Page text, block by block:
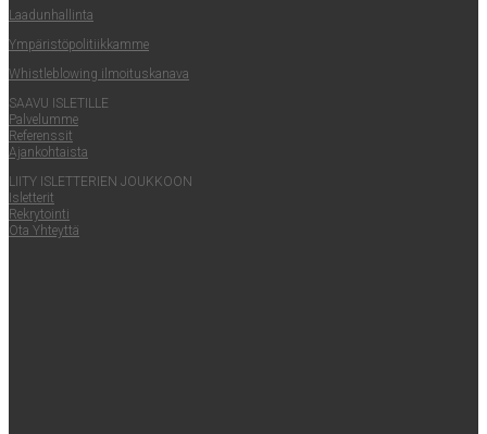
Laa­dun­hal­lin­ta
Ympä­ris­tö­po­li­tiik­kam­me
Whist­le­blowing ilmoituskanava
SAA­VU ISLETILLE
Pal­ve­lum­me
Refe­rens­sit
Ajan­koh­tais­ta
LII­TY ISLET­TE­RIEN JOUKKOON
Islet­te­rit
Rek­ry­toin­ti
Ota Yhteyt­tä